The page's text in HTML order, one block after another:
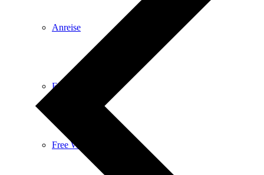
Anreise
E-Car-Sharing
Free Wifi